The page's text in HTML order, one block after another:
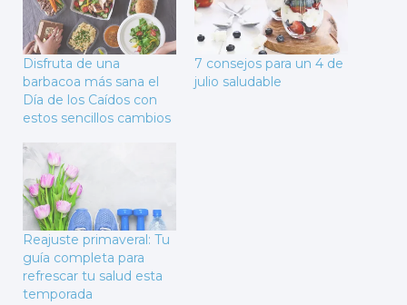
Disfruta de una
barbacoa más sana el
Día de los Caídos con
estos sencillos cambios
7 consejos para un 4 de
julio saludable
Reajuste primaveral: Tu
guía completa para
refrescar tu salud esta
temporada